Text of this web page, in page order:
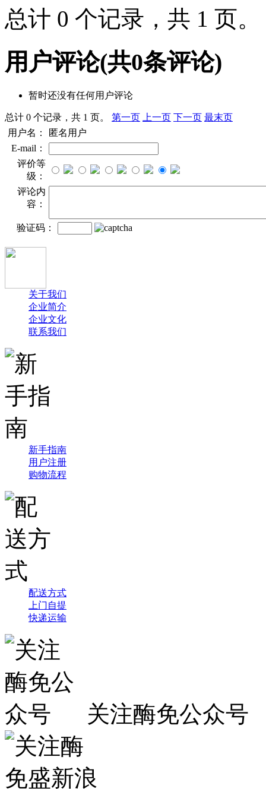
总计 0 个记录，共 1 页。
用户评论(共0条评论)
暂时还没有任何用户评论
总计 0 个记录，共 1 页。 第一页 上一页 下一页 最末页
用户名：
匿名用户
E-mail：
评价等
级：
评论内
容：
验证码：
关于我们
企业简介
企业文化
联系我们
新手指南
用户注册
购物流程
配送方式
上门自提
快递运输
关注酶免公众号